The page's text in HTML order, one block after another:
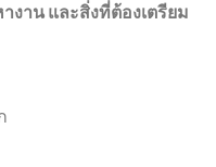
าน และสิ่งที่ต้องเตรียม